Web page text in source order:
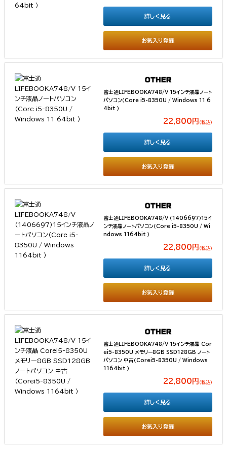
お気入り登録
詳しく見る
富士通LIFEBOOKA748/V 15インチ液晶ノート
パソコン（Core i5-8350U / Windows 11 6
4bit ）
22,800円 （税込）
お気入り登録
詳しく見る
富士通LIFEBOOKA748/V （1406697）15イ
ンチ液晶ノートパソコン（Core i5-8350U / Wi
ndows 1164bit ）
22,800円 （税込）
お気入り登録
詳しく見る
富士通LIFEBOOKA748/V 15インチ液晶 Cor
ei5-8350U メモリー8GB SSD128GB ノート
パソコン 中古（Corei5-8350U / Windows
1164bit ）
22,800円 （税込）
お気入り登録
詳しく見る